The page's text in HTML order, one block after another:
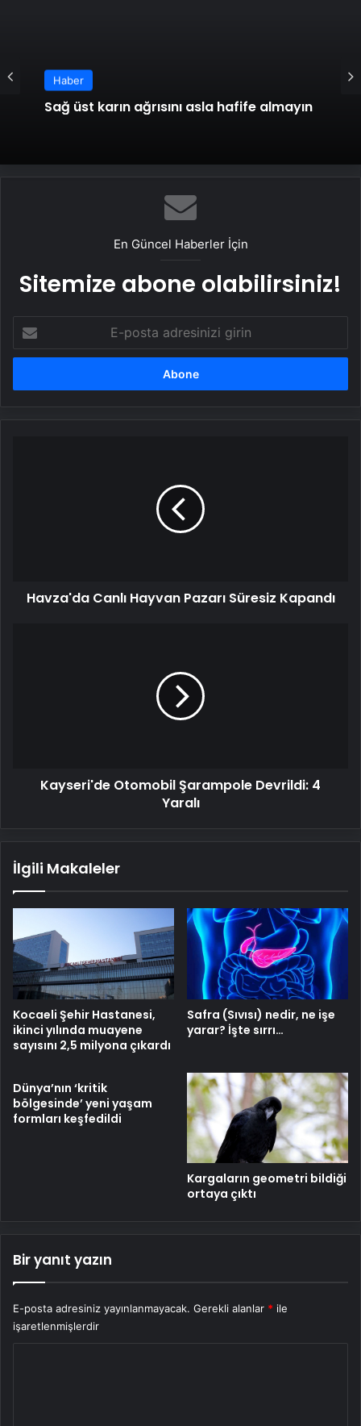
Haber
Sağ üst karın ağrısını asla hafife almayın
En Güncel Haberler İçin
Sitemize abone olabilirsiniz!
posta
adresinizi
Havza'da Canlı Hayvan Pazarı Süresiz Kapandı
Kayseri'de Otomobil Şarampole Devrildi: 4
Yaralı
İlgili Makaleler
Kocaeli Şehir Hastanesi,
ikinci yılında muayene
sayısını 2,5 milyona çıkardı
Safra (Sıvısı) nedir, ne işe
yarar? İşte sırrı…
Dünya’nın ‘kritik
bölgesinde’ yeni yaşam
formları keşfedildi
Kargaların geometri bildiği
ortaya çıktı
Bir yanıt yazın
E-posta adresiniz yayınlanmayacak. Gerekli alanlar * ile
işaretlenmişlerdir